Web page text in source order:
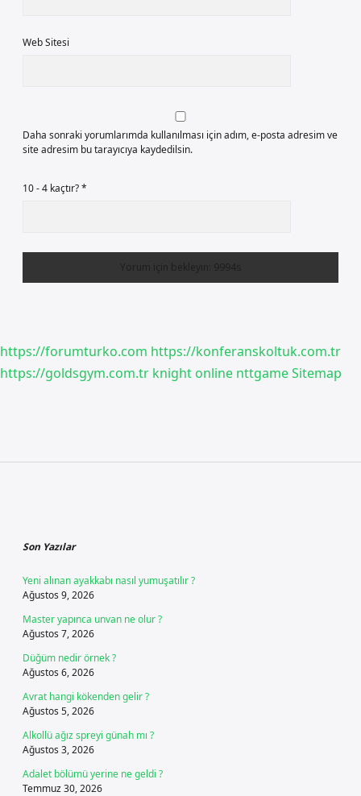
Web Sitesi
Daha sonraki yorumlarımda kullanılması için adım, e-posta adresim ve
site adresim bu tarayıcıya kaydedilsin.
10 - 4 kaçtır?*
https://forumturko.com https://konferanskoltuk.com.tr
https://goldsgym.com.tr knight online nttgameSitemap
Son Yazılar
Yeni alınan ayakkabı nasıl yumuşatılır ?
Ağustos 9, 2026
Master yapınca unvan ne olur ?
Ağustos 7, 2026
Düğüm nedir örnek ?
Ağustos 6, 2026
Avrat hangi kökenden gelir ?
Ağustos 5, 2026
Alkollü ağız spreyi günah mı ?
Ağustos 3, 2026
Adalet bölümü yerine ne geldi ?
Temmuz 30, 2026